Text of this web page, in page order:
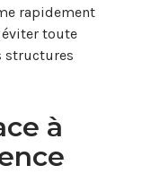
rapidement
toute
structures
à